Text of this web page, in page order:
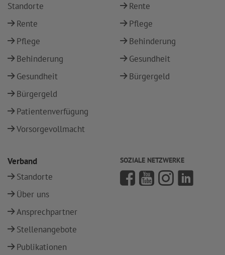
Standorte
Rente
Pflege
Behinderung
Gesundheit
Bürgergeld
Patientenverfügung
Vorsorgevollmacht
Rente
Pflege
Behinderung
Gesundheit
Bürgergeld
Verband
Standorte
Über uns
Ansprechpartner
Stellenangebote
Publikationen
SOZIALE NETZWERKE